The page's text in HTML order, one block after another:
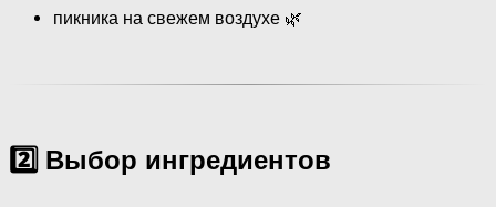
пикника на свежем воздухе 🌿
2️⃣ Выбор ингредиентов